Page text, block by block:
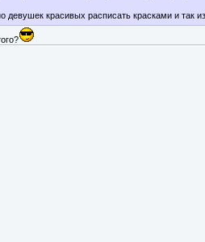
девушек красивых расписать красками и так